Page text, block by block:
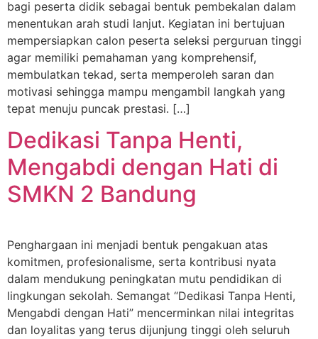
bagi peserta didik sebagai bentuk pembekalan dalam
menentukan arah studi lanjut. Kegiatan ini bertujuan
mempersiapkan calon peserta seleksi perguruan tinggi
agar memiliki pemahaman yang komprehensif,
membulatkan tekad, serta memperoleh saran dan
motivasi sehingga mampu mengambil langkah yang
tepat menuju puncak prestasi. […]
Dedikasi Tanpa Henti,
Mengabdi dengan Hati di
SMKN 2 Bandung
Penghargaan ini menjadi bentuk pengakuan atas
komitmen, profesionalisme, serta kontribusi nyata
dalam mendukung peningkatan mutu pendidikan di
lingkungan sekolah. Semangat “Dedikasi Tanpa Henti,
Mengabdi dengan Hati” mencerminkan nilai integritas
dan loyalitas yang terus dijunjung tinggi oleh seluruh